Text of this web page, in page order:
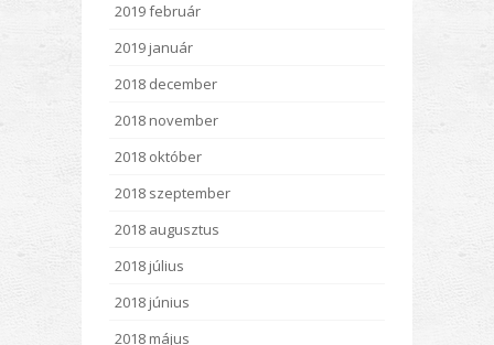
2019 február
2019 január
2018 december
2018 november
2018 október
2018 szeptember
2018 augusztus
2018 július
2018 június
2018 május